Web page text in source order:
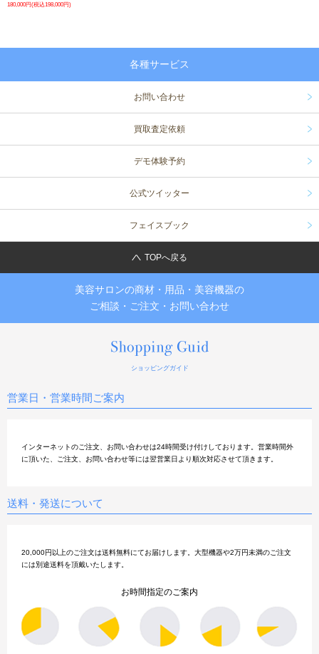
180,000円(税込198,000円)
各種サービス
お問い合わせ
買取査定依頼
デモ体験予約
公式ツイッター
フェイスブック
TOPへ戻る
美容サロンの商材・用品・美容機器の
ご相談・ご注文・お問い合わせ
ショッピングガイド
営業日・営業時間ご案内
インターネットのご注文、お問い合わせは24時間受け付けしております。営業時間外
に頂いた、ご注文、お問い合わせ等には翌営業日より順次対応させて頂きます。
送料・発送について
20,000円以上のご注文は送料無料にてお届けします。大型機器や2万円未満のご注文
には別途送料を頂戴いたします。
お時間指定のご案内